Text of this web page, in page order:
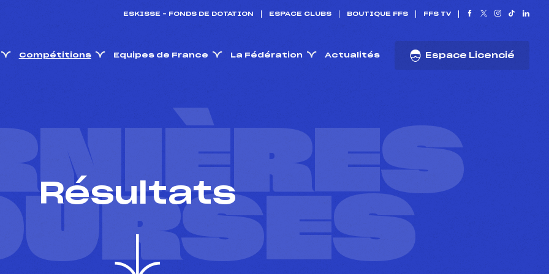
ESKISSE – FONDS DE DOTATION ESPACE CLUBS BOUTIQUE FFS FFS TV
Compétitions Equipes de France La Fédération Actualités Espace Licencié
Résultats